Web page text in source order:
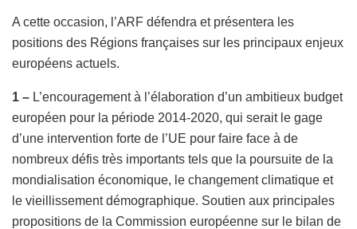
A cette occasion, l’ARF défendra et présentera les
positions des Régions françaises sur les principaux enjeux
européens actuels.
1 – L’encouragement à l’élaboration d’un ambitieux budget
européen pour la période 2014-2020, qui serait le gage
d’une intervention forte de l’UE pour faire face à de
nombreux défis très importants tels que la poursuite de la
mondialisation économique, le changement climatique et
le vieillissement démographique. Soutien aux principales
propositions de la Commission européenne sur le bilan de